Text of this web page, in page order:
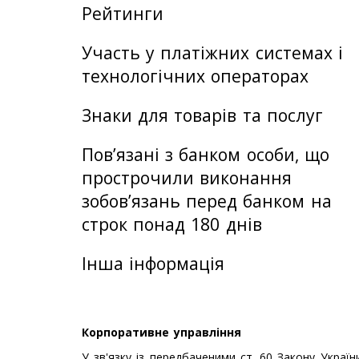
Рейтинги
Участь у платіжних системах і
технологічних операторах
Знаки для товарів та послуг
Пов’язані з банком особи, що
прострочили виконання
зобов’язань перед банком на
строк понад 180 днів
Інша інформація
Корпоративне управління